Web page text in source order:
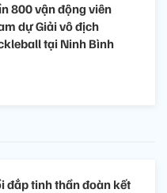
800 vận động viên
dự Giải vô địch
tại Ninh Bình
đắp tinh thần đoàn kết